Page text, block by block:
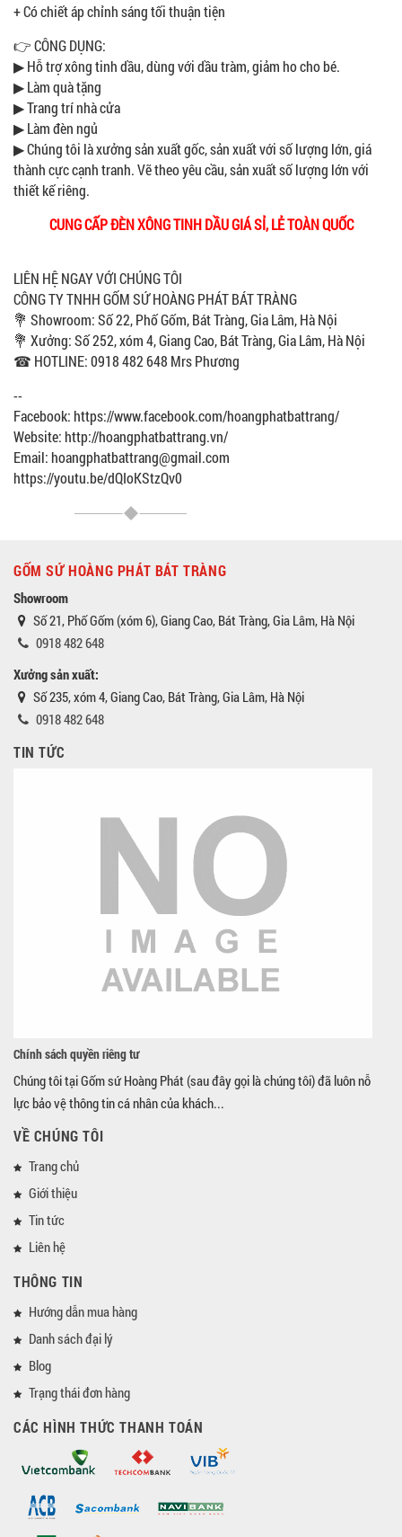
+ Có chiết áp chỉnh sáng tối thuận tiện
​👉 CÔNG DỤNG:
▶ Hỗ trợ xông tinh dầu, dùng với dầu tràm, giảm ho cho bé.
▶ Làm quà tặng
▶ Trang trí nhà cửa
▶ Làm đèn ngủ
▶ Chúng tôi là xưởng sản xuất gốc, sản xuất với số lượng lớn, giá
thành cực cạnh tranh. Vẽ theo yêu cầu, sản xuất số lượng lớn với
thiết kế riêng.
CUNG CẤP ĐÈN XÔNG TINH DẦU GIÁ SỈ, LẺ TOÀN QUỐC
LIÊN HỆ NGAY VỚI CHÚNG TÔI
CÔNG TY TNHH GỐM SỨ HOÀNG PHÁT BÁT TRÀNG
💐 Showroom: Số 22, Phố Gốm, Bát Tràng, Gia Lâm, Hà Nội
💐 Xưởng: Số 252, xóm 4, Giang Cao, Bát Tràng, Gia Lâm, Hà Nội
☎ HOTLINE: 0918 482 648 Mrs Phương
--
Facebook: https://www.facebook.com/hoangphatbattrang/
Website: http://hoangphatbattrang.vn/
Email: hoangphatbattrang@gmail.com
https://youtu.be/dQIoKStzQv0
GỐM SỨ HOÀNG PHÁT BÁT TRÀNG
Showroom
Số 21, Phố Gốm (xóm 6), Giang Cao, Bát Tràng, Gia Lâm, Hà Nội
0918 482 648
Xưởng sản xuất:
Số 235, xóm 4, Giang Cao, Bát Tràng, Gia Lâm, Hà Nội
0918 482 648
TIN TỨC
Chính sách quyền riêng tư
Chúng tôi tại Gốm sứ Hoàng Phát (sau đây gọi là chúng tôi) đã luôn nỗ
lực bảo vệ thông tin cá nhân của khách...
VỀ CHÚNG TÔI
Trang chủ
Giới thiệu
Tin tức
Liên hệ
THÔNG TIN
Hướng dẫn mua hàng
Danh sách đại lý
Blog
Trạng thái đơn hàng
CÁC HÌNH THỨC THANH TOÁN